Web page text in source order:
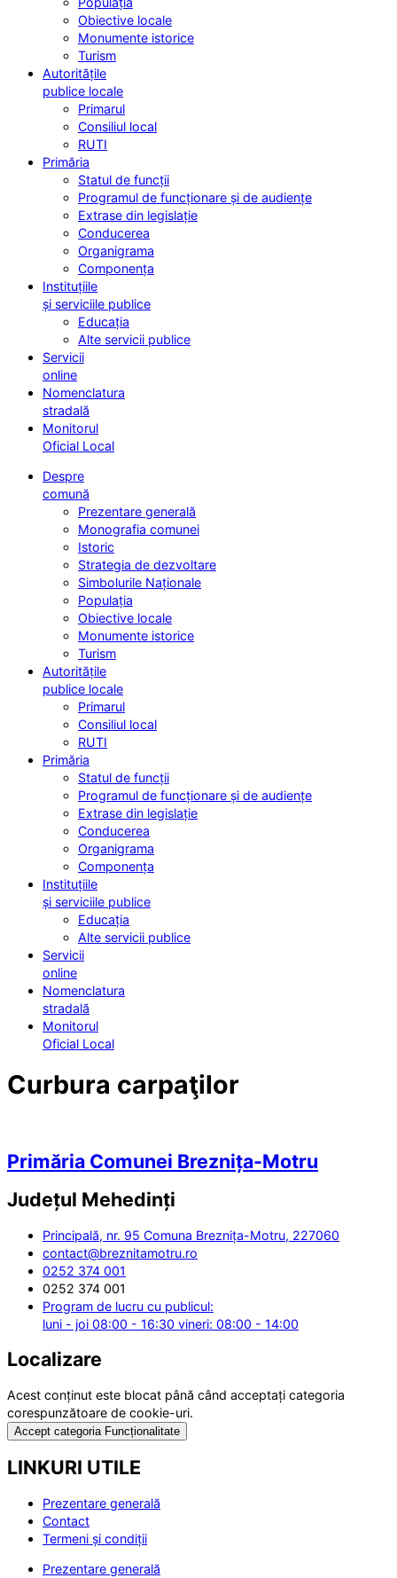
Obiective locale
Monumente istorice
Turism
Autoritățile
publice locale
Primarul
Consiliul local
RUTI
Primăria
Statul de funcții
Programul de funcționare și de audiențe
Extrase din legislație
Conducerea
Organigrama
Componența
Instituțiile
și serviciile publice
Educația
Alte servicii publice
Servicii
online
Nomenclatura
stradală
Monitorul
Oficial Local
Despre
comună
Prezentare generală
Monografia comunei
Istoric
Strategia de dezvoltare
Simbolurile Naționale
Populația
Obiective locale
Monumente istorice
Turism
Autoritățile
publice locale
Primarul
Consiliul local
RUTI
Primăria
Statul de funcții
Programul de funcționare și de audiențe
Extrase din legislație
Conducerea
Organigrama
Componența
Instituțiile
și serviciile publice
Educația
Alte servicii publice
Servicii
online
Nomenclatura
stradală
Monitorul
Oficial Local
Curbura carpaţilor
Primăria Comunei Breznița-Motru
Județul Mehedinți
Principală, nr. 95 Comuna Breznița-Motru, 227060
contact@breznitamotru.ro
0252 374 001
0252 374 001
Program de lucru cu publicul:
luni - joi 08:00 - 16:30 vineri: 08:00 - 14:00
Localizare
Acest conținut este blocat până când acceptați categoria
corespunzătoare de cookie-uri.
Accept categoria Funcționalitate
LINKURI UTILE
Prezentare generală
Contact
Termeni și condiții
Prezentare generală